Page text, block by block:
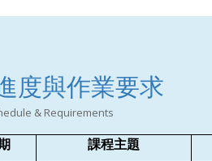
度與作業要求
& Requirements
課程主題